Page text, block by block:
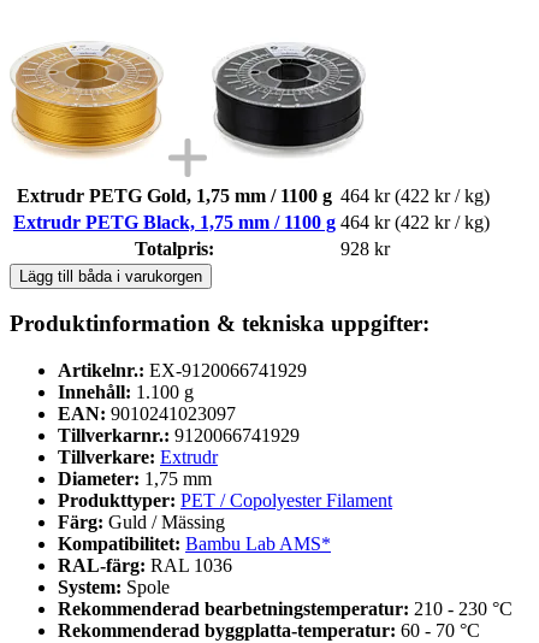
Extrudr PETG Gold, 1,75 mm / 1100 g 464 kr (422 kr / kg)
Extrudr PETG Black, 1,75 mm / 1100 g 464 kr (422 kr / kg)
Totalpris:
928 kr
Lägg till båda i varukorgen
Produktinformation & tekniska uppgifter:
Artikelnr.: EX-9120066741929
Innehåll: 1.100 g
EAN: 9010241023097
Tillverkarnr.: 9120066741929
Tillverkare: Extrudr
Diameter: 1,75 mm
Produkttyper: PET / Copolyester Filament
Färg: Guld / Mässing
Kompatibilitet: Bambu Lab AMS*
RAL-färg: RAL 1036
System: Spole
Rekommenderad bearbetningstemperatur: 210 - 230 °C
Rekommenderad byggplatta-temperatur: 60 - 70 °C